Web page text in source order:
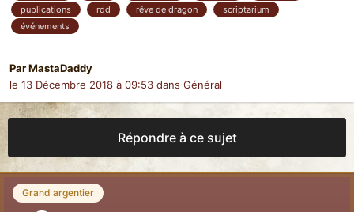
publications
rdd rêve de dragon
scriptarium
événements
ParMastaDaddy
le 13 Décembre 2018 à 09:53 dans Général
Répondre à ce sujet
Grand argentier